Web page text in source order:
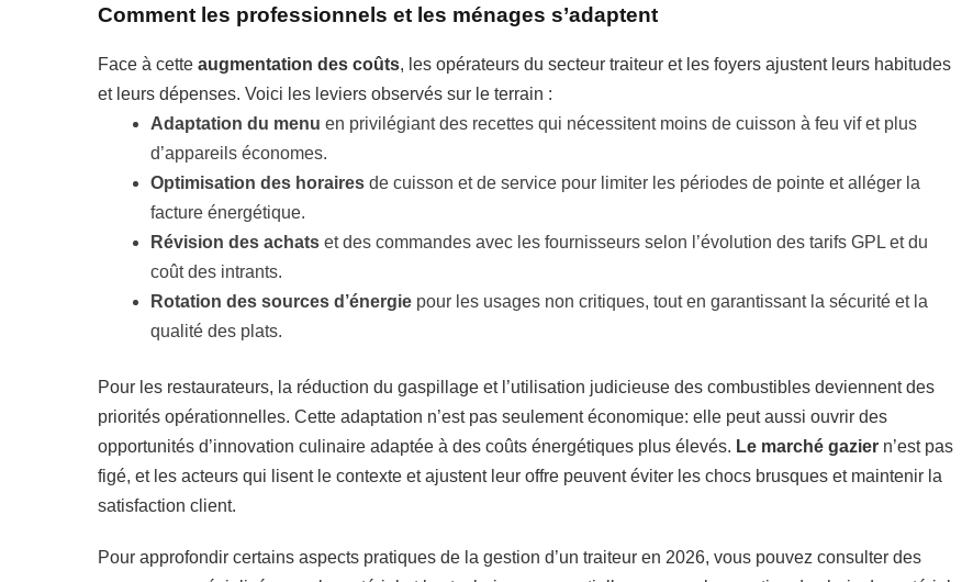
Comment les professionnels et les ménages s’adaptent
Face à cette augmentation des coûts, les opérateurs du secteur traiteur et les foyers ajustent leurs habitudes
et leurs dépenses. Voici les leviers observés sur le terrain :
Adaptation du menu en privilégiant des recettes qui nécessitent moins de cuisson à feu vif et plus
d’appareils économes.
Optimisation des horaires de cuisson et de service pour limiter les périodes de pointe et alléger la
facture énergétique.
Révision des achats et des commandes avec les fournisseurs selon l’évolution des tarifs GPL et du
coût des intrants.
Rotation des sources d’énergie pour les usages non critiques, tout en garantissant la sécurité et la
qualité des plats.
Pour les restaurateurs, la réduction du gaspillage et l’utilisation judicieuse des combustibles deviennent des
priorités opérationnelles. Cette adaptation n’est pas seulement économique: elle peut aussi ouvrir des
opportunités d’innovation culinaire adaptée à des coûts énergétiques plus élevés. Le marché gazier n’est pas
figé, et les acteurs qui lisent le contexte et ajustent leur offre peuvent éviter les chocs brusques et maintenir la
satisfaction client.
Pour approfondir certains aspects pratiques de la gestion d’un traiteur en 2026, vous pouvez consulter des